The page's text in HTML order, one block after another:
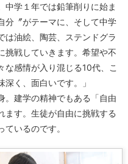
学１年では鉛筆削りに始ま
分〞がテーマに、そして中学
は油絵、陶芸、ステンドグラ
挑戦していきます。希望や不
な感情が入り混じる10代、こ
く、面白いです。」
建学の精神でもある「自由
ます。生徒が自由に挑戦する
いるのです。